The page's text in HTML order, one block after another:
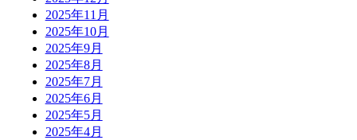
2025年11月
2025年10月
2025年9月
2025年8月
2025年7月
2025年6月
2025年5月
2025年4月